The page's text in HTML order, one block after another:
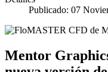
Publicado: 07
Mentor